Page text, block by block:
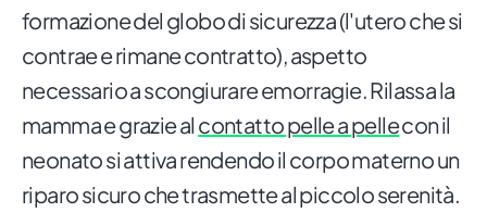
formazione del globo di sicurezza (l'utero che si
contrae e rimane contratto), aspetto
necessario a scongiurare emorragie. Rilassa la
mamma e grazie al contatto pelle a pellecon il
neonato si attiva rendendo il corpo materno un
riparo sicuro che trasmette al piccolo serenità.